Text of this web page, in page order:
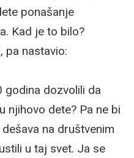
ponašanje
Kad je to bilo?
pa nastavio:
godina dozvolili da
njihovo dete? Pa ne bi
na društvenim
u taj svet. Ja se